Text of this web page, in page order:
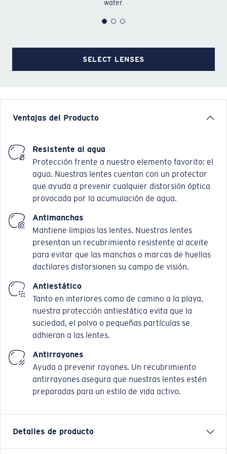
water.
SELECT LENSES
Ventajas del Producto
Resistente al agua
Protección frente a nuestro elemento favorito: el
agua. Nuestras lentes cuentan con un protector
que ayuda a prevenir cualquier distorsión óptica
provocada por la acumulación de agua.
Antimanchas
Mantiene limpias las lentes. Nuestras lentes
presentan un recubrimiento resistente al aceite
para evitar que las manchas o marcas de huellas
dactilares distorsionen su campo de visión.
Antiestático
Tanto en interiores como de camino a la playa,
nuestra protección antiestática evita que la
suciedad, el polvo o pequeñas partículas se
adhieran a las lentes.
Antirrayones
Ayuda a prevenir rayones. Un recubrimiento
antirrayones asegura que nuestras lentes estén
preparadas para un estilo de vida activo.
Detalles de producto